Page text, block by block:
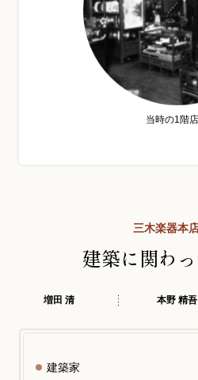
当時の1階
三木楽器本
建築に関わ
増田 清 本野 精吾
建築家